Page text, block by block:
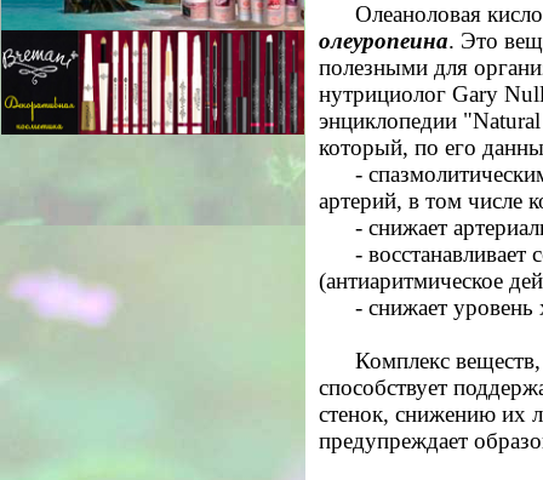
Олеаноловая
олеуропеина. Это
полезными для
нутрициолог Gary
энциклопедии
который, по его
-
артерий, в том числе
- снижает
-
(антиаритмическое
- снижает уровень
Комплекс
способствует
стенок, снижению их
предупреждает